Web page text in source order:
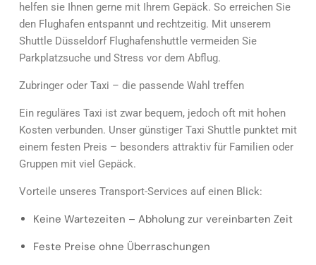
helfen sie Ihnen gerne mit Ihrem Gepäck. So erreichen Sie
den Flughafen entspannt und rechtzeitig. Mit unserem
Shuttle Düsseldorf Flughafenshuttle vermeiden Sie
Parkplatzsuche und Stress vor dem Abflug.
Zubringer oder Taxi – die passende Wahl treffen
Ein reguläres Taxi ist zwar bequem, jedoch oft mit hohen
Kosten verbunden. Unser günstiger Taxi Shuttle punktet mit
einem festen Preis – besonders attraktiv für Familien oder
Gruppen mit viel Gepäck.
Vorteile unseres Transport-Services auf einen Blick:
Keine Wartezeiten – Abholung zur vereinbarten Zeit
Feste Preise ohne Überraschungen